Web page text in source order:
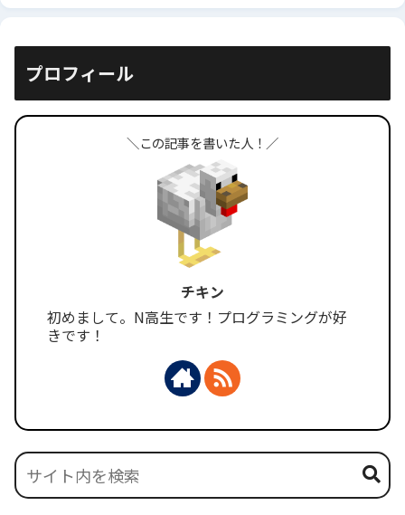
プロフィール
＼この記事を書いた人！／
チキン
初めまして。N高生です！プログラミングが好
きです！